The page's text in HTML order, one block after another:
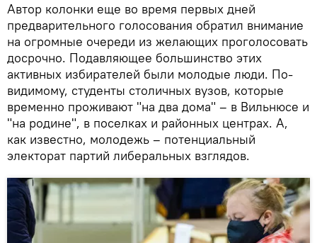
Автор колонки еще во время первых дней
предварительного голосования обратил внимание
на огромные очереди из желающих проголосовать
досрочно. Подавляющее большинство этих
активных избирателей были молодые люди. По-
видимому, студенты столичных вузов, которые
временно проживают "на два дома" – в Вильнюсе и
"на родине", в поселках и районных центрах. А,
как известно, молодежь – потенциальный
электорат партий либеральных взглядов.